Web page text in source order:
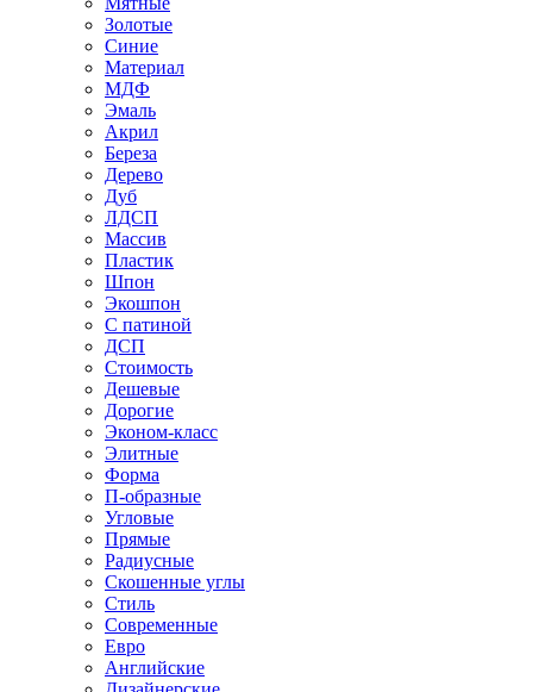
Золотые
Синие
Материал
МДФ
Эмаль
Акрил
Береза
Дерево
Дуб
ЛДСП
Массив
Пластик
Шпон
Экошпон
С патиной
ДСП
Стоимость
Дешевые
Дорогие
Эконом-класс
Элитные
Форма
П-образные
Угловые
Прямые
Радиусные
Скошенные углы
Стиль
Современные
Евро
Английские